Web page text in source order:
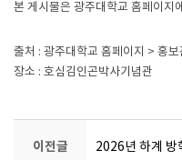
본 게시물은 광주대학교 홈페이지
출처 : 광주대학교 홈페이지 > 홍
장소 : 호심김인곤박사기념관
이전글 2026년 하계 방